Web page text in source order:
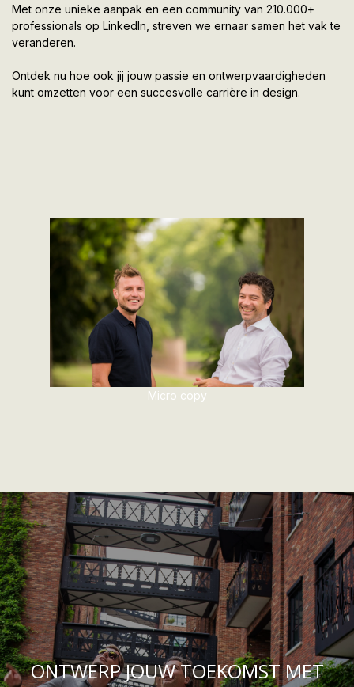
Met onze unieke aanpak en een community van 210.000+
professionals op LinkedIn, streven we ernaar samen het vak te
veranderen.
Ontdek nu hoe ook jij jouw passie en ontwerpvaardigheden
kunt omzetten voor een succesvolle carrière in design.
Micro copy
ONTWERP JOUW TOEKOMST MET